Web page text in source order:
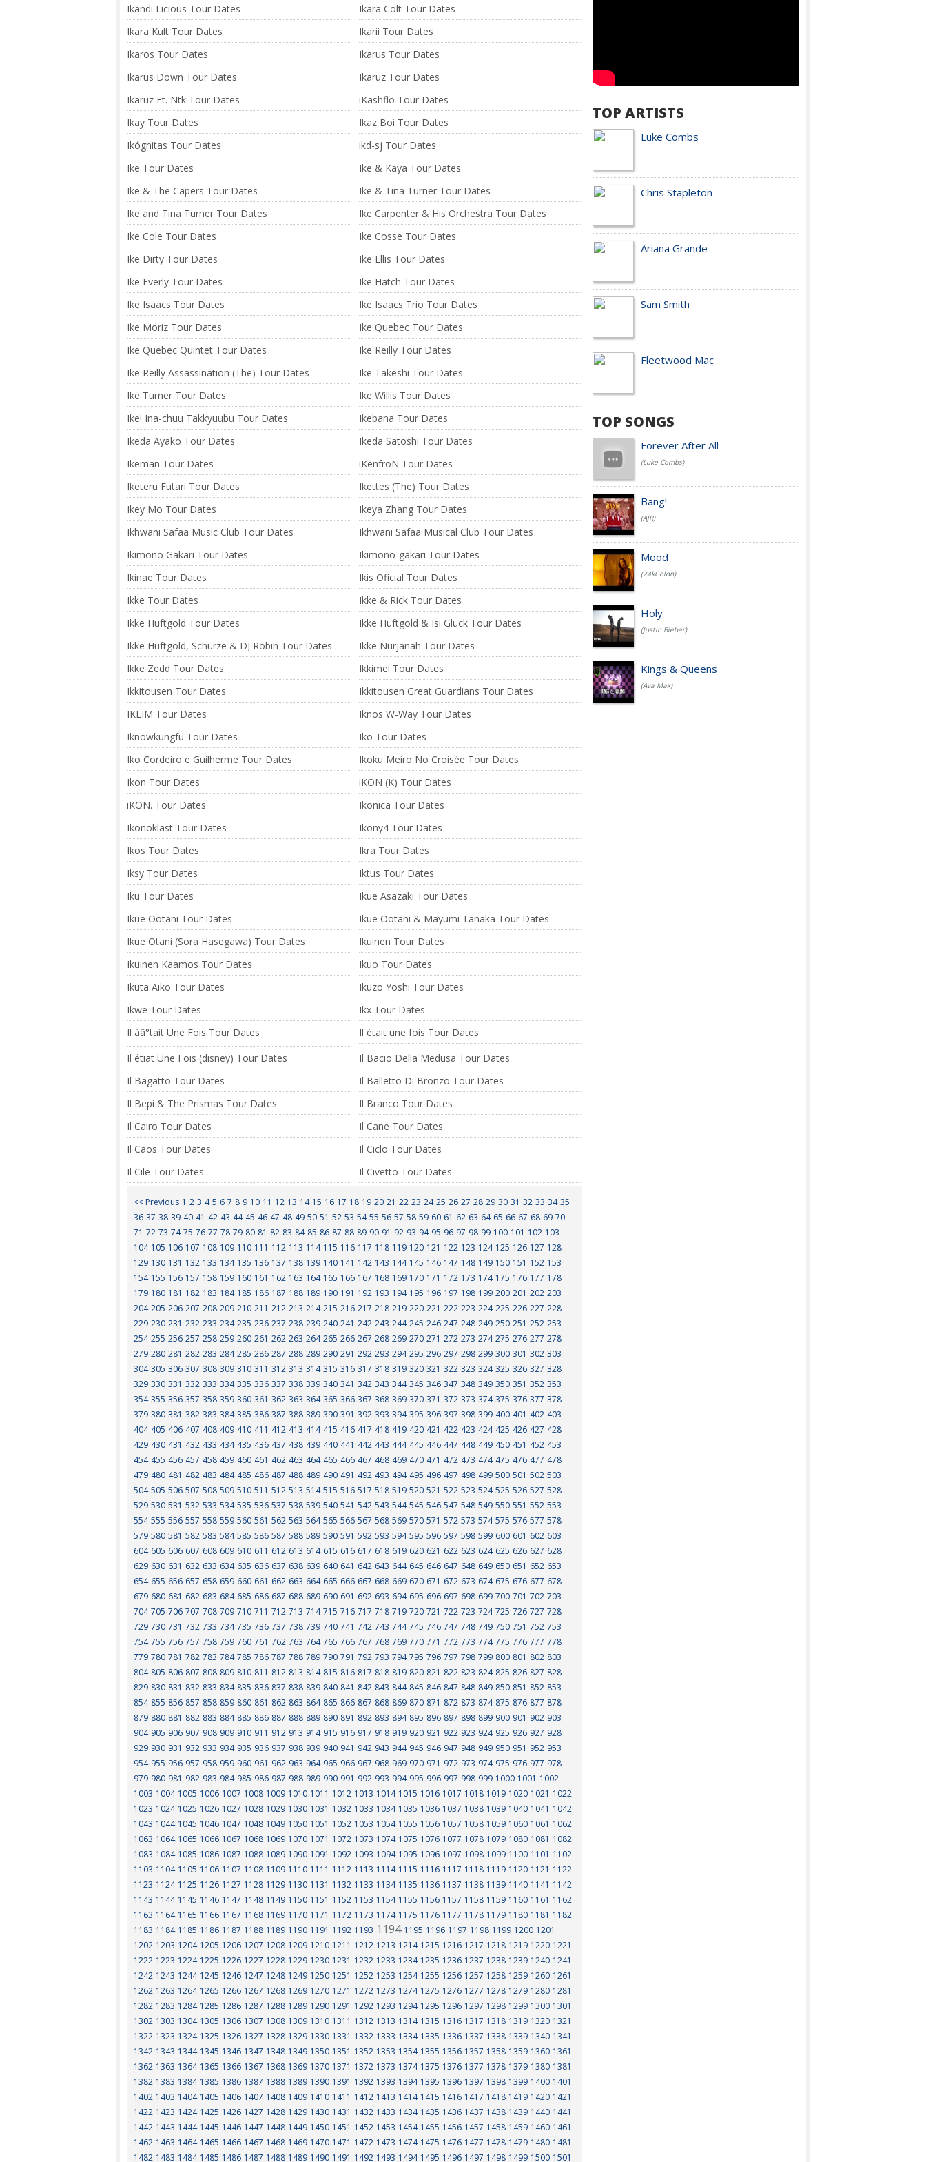
Ikandi Licious Tour Dates
Ikara Colt Tour Dates
Ikara Kult Tour Dates
Ikarii Tour Dates
Ikaros Tour Dates
Ikarus Tour Dates
Ikarus Down Tour Dates
Ikaruz Tour Dates
Ikaruz Ft. Ntk Tour Dates
iKashflo Tour Dates
Ikay Tour Dates
Ikaz Boi Tour Dates
Ikógnitas Tour Dates
ikd-sj Tour Dates
Ike Tour Dates
Ike & Kaya Tour Dates
Ike & The Capers Tour Dates
Ike & Tina Turner Tour Dates
Ike and Tina Turner Tour Dates
Ike Carpenter & His Orchestra Tour Dates
Ike Cole Tour Dates
Ike Cosse Tour Dates
Ike Dirty Tour Dates
Ike Ellis Tour Dates
Ike Everly Tour Dates
Ike Hatch Tour Dates
Ike Isaacs Tour Dates
Ike Isaacs Trio Tour Dates
Ike Moriz Tour Dates
Ike Quebec Tour Dates
Ike Quebec Quintet Tour Dates
Ike Reilly Tour Dates
Ike Reilly Assassination (The) Tour Dates
Ike Takeshi Tour Dates
Ike Turner Tour Dates
Ike Willis Tour Dates
Ike! Ina-chuu Takkyuubu Tour Dates
Ikebana Tour Dates
Ikeda Ayako Tour Dates
Ikeda Satoshi Tour Dates
Ikeman Tour Dates
iKenfroN Tour Dates
Iketeru Futari Tour Dates
Ikettes (The) Tour Dates
Ikey Mo Tour Dates
Ikeya Zhang Tour Dates
Ikhwani Safaa Music Club Tour Dates
Ikhwani Safaa Musical Club Tour Dates
Ikimono Gakari Tour Dates
Ikimono-gakari Tour Dates
Ikinae Tour Dates
Ikis Oficial Tour Dates
Ikke Tour Dates
Ikke & Rick Tour Dates
Ikke Hüftgold Tour Dates
Ikke Hüftgold & Isi Glück Tour Dates
Ikke Hüftgold, Schürze & DJ Robin Tour Dates
Ikke Nurjanah Tour Dates
Ikke Zedd Tour Dates
Ikkimel Tour Dates
Ikkitousen Tour Dates
Ikkitousen Great Guardians Tour Dates
IKLIM Tour Dates
Iknos W-Way Tour Dates
Iknowkungfu Tour Dates
Iko Tour Dates
Iko Cordeiro e Guilherme Tour Dates
Ikoku Meiro No Croisée Tour Dates
Ikon Tour Dates
iKON (K) Tour Dates
iKON. Tour Dates
Ikonica Tour Dates
Ikonoklast Tour Dates
Ikony4 Tour Dates
Ikos Tour Dates
Ikra Tour Dates
Iksy Tour Dates
Iktus Tour Dates
Iku Tour Dates
Ikue Asazaki Tour Dates
Ikue Ootani Tour Dates
Ikue Ootani & Mayumi Tanaka Tour Dates
Ikue Otani (Sora Hasegawa) Tour Dates
Ikuinen Tour Dates
Ikuinen Kaamos Tour Dates
Ikuo Tour Dates
Ikuta Aiko Tour Dates
Ikuzo Yoshi Tour Dates
Ikwe Tour Dates
Ikx Tour Dates
Il áâ°tait Une Fois Tour Dates
Il était une fois Tour Dates
Il étiat Une Fois (disney) Tour Dates
Il Bacio Della Medusa Tour Dates
Il Bagatto Tour Dates
Il Balletto Di Bronzo Tour Dates
Il Bepi & The Prismas Tour Dates
Il Branco Tour Dates
Il Cairo Tour Dates
Il Cane Tour Dates
Il Caos Tour Dates
Il Ciclo Tour Dates
Il Cile Tour Dates
Il Civetto Tour Dates
<< Previous 1 2 3 4 5 6 7 8 9 10 11 12 13 14 15 16 17 18 19 20 21 22 23 24 25 26 27 28 29 30 31 32 33 34 35
36 37 38 39 40 41 42 43 44 45 46 47 48 49 50 51 52 53 54 55 56 57 58 59 60 61 62 63 64 65 66 67 68 69 70
71 72 73 74 75 76 77 78 79 80 81 82 83 84 85 86 87 88 89 90 91 92 93 94 95 96 97 98 99 100 101 102 103
104 105 106 107 108 109 110 111 112 113 114 115 116 117 118 119 120 121 122 123 124 125 126 127 128
129 130 131 132 133 134 135 136 137 138 139 140 141 142 143 144 145 146 147 148 149 150 151 152 153
154 155 156 157 158 159 160 161 162 163 164 165 166 167 168 169 170 171 172 173 174 175 176 177 178
179 180 181 182 183 184 185 186 187 188 189 190 191 192 193 194 195 196 197 198 199 200 201 202 203
204 205 206 207 208 209 210 211 212 213 214 215 216 217 218 219 220 221 222 223 224 225 226 227 228
229 230 231 232 233 234 235 236 237 238 239 240 241 242 243 244 245 246 247 248 249 250 251 252 253
254 255 256 257 258 259 260 261 262 263 264 265 266 267 268 269 270 271 272 273 274 275 276 277 278
279 280 281 282 283 284 285 286 287 288 289 290 291 292 293 294 295 296 297 298 299 300 301 302 303
304 305 306 307 308 309 310 311 312 313 314 315 316 317 318 319 320 321 322 323 324 325 326 327 328
329 330 331 332 333 334 335 336 337 338 339 340 341 342 343 344 345 346 347 348 349 350 351 352 353
354 355 356 357 358 359 360 361 362 363 364 365 366 367 368 369 370 371 372 373 374 375 376 377 378
379 380 381 382 383 384 385 386 387 388 389 390 391 392 393 394 395 396 397 398 399 400 401 402 403
404 405 406 407 408 409 410 411 412 413 414 415 416 417 418 419 420 421 422 423 424 425 426 427 428
429 430 431 432 433 434 435 436 437 438 439 440 441 442 443 444 445 446 447 448 449 450 451 452 453
454 455 456 457 458 459 460 461 462 463 464 465 466 467 468 469 470 471 472 473 474 475 476 477 478
479 480 481 482 483 484 485 486 487 488 489 490 491 492 493 494 495 496 497 498 499 500 501 502 503
504 505 506 507 508 509 510 511 512 513 514 515 516 517 518 519 520 521 522 523 524 525 526 527 528
529 530 531 532 533 534 535 536 537 538 539 540 541 542 543 544 545 546 547 548 549 550 551 552 553
554 555 556 557 558 559 560 561 562 563 564 565 566 567 568 569 570 571 572 573 574 575 576 577 578
579 580 581 582 583 584 585 586 587 588 589 590 591 592 593 594 595 596 597 598 599 600 601 602 603
604 605 606 607 608 609 610 611 612 613 614 615 616 617 618 619 620 621 622 623 624 625 626 627 628
629 630 631 632 633 634 635 636 637 638 639 640 641 642 643 644 645 646 647 648 649 650 651 652 653
654 655 656 657 658 659 660 661 662 663 664 665 666 667 668 669 670 671 672 673 674 675 676 677 678
679 680 681 682 683 684 685 686 687 688 689 690 691 692 693 694 695 696 697 698 699 700 701 702 703
704 705 706 707 708 709 710 711 712 713 714 715 716 717 718 719 720 721 722 723 724 725 726 727 728
729 730 731 732 733 734 735 736 737 738 739 740 741 742 743 744 745 746 747 748 749 750 751 752 753
754 755 756 757 758 759 760 761 762 763 764 765 766 767 768 769 770 771 772 773 774 775 776 777 778
779 780 781 782 783 784 785 786 787 788 789 790 791 792 793 794 795 796 797 798 799 800 801 802 803
804 805 806 807 808 809 810 811 812 813 814 815 816 817 818 819 820 821 822 823 824 825 826 827 828
829 830 831 832 833 834 835 836 837 838 839 840 841 842 843 844 845 846 847 848 849 850 851 852 853
854 855 856 857 858 859 860 861 862 863 864 865 866 867 868 869 870 871 872 873 874 875 876 877 878
879 880 881 882 883 884 885 886 887 888 889 890 891 892 893 894 895 896 897 898 899 900 901 902 903
904 905 906 907 908 909 910 911 912 913 914 915 916 917 918 919 920 921 922 923 924 925 926 927 928
929 930 931 932 933 934 935 936 937 938 939 940 941 942 943 944 945 946 947 948 949 950 951 952 953
954 955 956 957 958 959 960 961 962 963 964 965 966 967 968 969 970 971 972 973 974 975 976 977 978
979 980 981 982 983 984 985 986 987 988 989 990 991 992 993 994 995 996 997 998 999 1000 1001 1002
1003 1004 1005 1006 1007 1008 1009 1010 1011 1012 1013 1014 1015 1016 1017 1018 1019 1020 1021 1022
1023 1024 1025 1026 1027 1028 1029 1030 1031 1032 1033 1034 1035 1036 1037 1038 1039 1040 1041 1042
1043 1044 1045 1046 1047 1048 1049 1050 1051 1052 1053 1054 1055 1056 1057 1058 1059 1060 1061 1062
1063 1064 1065 1066 1067 1068 1069 1070 1071 1072 1073 1074 1075 1076 1077 1078 1079 1080 1081 1082
1083 1084 1085 1086 1087 1088 1089 1090 1091 1092 1093 1094 1095 1096 1097 1098 1099 1100 1101 1102
1103 1104 1105 1106 1107 1108 1109 1110 1111 1112 1113 1114 1115 1116 1117 1118 1119 1120 1121 1122
1123 1124 1125 1126 1127 1128 1129 1130 1131 1132 1133 1134 1135 1136 1137 1138 1139 1140 1141 1142
1143 1144 1145 1146 1147 1148 1149 1150 1151 1152 1153 1154 1155 1156 1157 1158 1159 1160 1161 1162
1163 1164 1165 1166 1167 1168 1169 1170 1171 1172 1173 1174 1175 1176 1177 1178 1179 1180 1181 1182
1183 1184 1185 1186 1187 1188 1189 1190 1191 1192 1193 1194 1195 1196 1197 1198 1199 1200 1201
1202 1203 1204 1205 1206 1207 1208 1209 1210 1211 1212 1213 1214 1215 1216 1217 1218 1219 1220 1221
1222 1223 1224 1225 1226 1227 1228 1229 1230 1231 1232 1233 1234 1235 1236 1237 1238 1239 1240 1241
1242 1243 1244 1245 1246 1247 1248 1249 1250 1251 1252 1253 1254 1255 1256 1257 1258 1259 1260 1261
1262 1263 1264 1265 1266 1267 1268 1269 1270 1271 1272 1273 1274 1275 1276 1277 1278 1279 1280 1281
1282 1283 1284 1285 1286 1287 1288 1289 1290 1291 1292 1293 1294 1295 1296 1297 1298 1299 1300 1301
1302 1303 1304 1305 1306 1307 1308 1309 1310 1311 1312 1313 1314 1315 1316 1317 1318 1319 1320 1321
1322 1323 1324 1325 1326 1327 1328 1329 1330 1331 1332 1333 1334 1335 1336 1337 1338 1339 1340 1341
1342 1343 1344 1345 1346 1347 1348 1349 1350 1351 1352 1353 1354 1355 1356 1357 1358 1359 1360 1361
1362 1363 1364 1365 1366 1367 1368 1369 1370 1371 1372 1373 1374 1375 1376 1377 1378 1379 1380 1381
1382 1383 1384 1385 1386 1387 1388 1389 1390 1391 1392 1393 1394 1395 1396 1397 1398 1399 1400 1401
1402 1403 1404 1405 1406 1407 1408 1409 1410 1411 1412 1413 1414 1415 1416 1417 1418 1419 1420 1421
1422 1423 1424 1425 1426 1427 1428 1429 1430 1431 1432 1433 1434 1435 1436 1437 1438 1439 1440 1441
1442 1443 1444 1445 1446 1447 1448 1449 1450 1451 1452 1453 1454 1455 1456 1457 1458 1459 1460 1461
1462 1463 1464 1465 1466 1467 1468 1469 1470 1471 1472 1473 1474 1475 1476 1477 1478 1479 1480 1481
1482 1483 1484 1485 1486 1487 1488 1489 1490 1491 1492 1493 1494 1495 1496 1497 1498 1499 1500 1501
TOP ARTISTS
Luke Combs
Chris Stapleton
Ariana Grande
Sam Smith
Fleetwood Mac
TOP SONGS
Forever After All
(Luke Combs)
Bang!
(AJR)
Mood
(24kGoldn)
Holy
(Justin Bieber)
Kings & Queens
(Ava Max)